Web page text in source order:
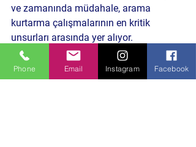
ve zamanında müdahale, arama
kurtarma çalışmalarının en kritik
unsurları arasında yer alıyor.
Derin Bakış
Phone Email Instagram Facebook